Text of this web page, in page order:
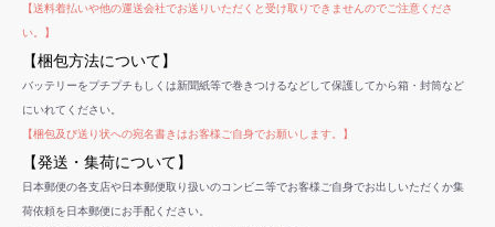
【送料着払いや他の運送会社でお送りいただくと受け取りできませんのでご注意くださ
い。】
【梱包方法について】
バッテリーをプチプチもしくは新聞紙等で巻きつけるなどして保護してから箱・封筒など
にいれてください。
【梱包及び送り状への宛名書きはお客様ご自身でお願いします。】
【発送・集荷について】
日本郵便の各支店や日本郵便取り扱いのコンビニ等でお客様ご自身でお出しいただくか集
荷依頼を日本郵便にお手配ください。